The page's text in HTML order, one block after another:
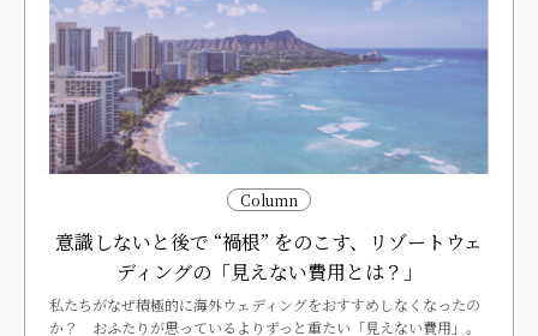
Column
意識しないと後で “禍根” をのこす、リゾートウェ
ディングの「見えない費用とは？」
私たちがなぜ積極的に海外ウェディングをおすすめしなくなったの
か？ おふたりが思っているよりずっと重たい「見えない費用」。